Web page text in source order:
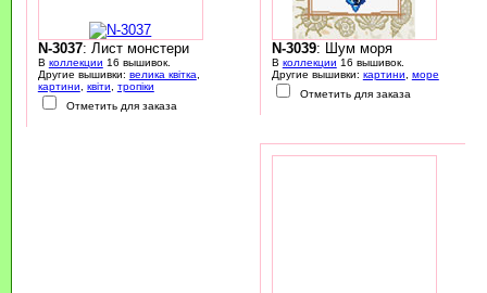
N-3037: Лист монстери
В коллекции 16 вышивок.
Другие вышивки: велика квітка
картини
квіти
тропіки
Отметить для заказа
N-3039: Шум моря
В коллекции 16 вышивок.
Другие вышивки: картини
море
Отметить для заказа